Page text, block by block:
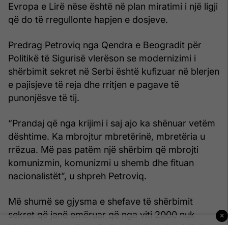
Evropa e Lirë nëse është në plan miratimi i një ligji
që do të rregullonte hapjen e dosjeve.
Predrag Petroviq nga Qendra e Beogradit për
Politikë të Sigurisë vlerëson se modernizimi i
shërbimit sekret në Serbi është kufizuar në blerjen
e pajisjeve të reja dhe rritjen e pagave të
punonjësve të tij.
“Prandaj që nga krijimi i saj ajo ka shënuar vetëm
dështime. Ka mbrojtur mbretërinë, mbretëria u
rrëzua. Më pas patëm një shërbim që mbrojti
komunizmin, komunizmi u shemb dhe fituan
nacionalistët”, u shpreh Petroviq.
Më shumë se gjysma e shefave të shërbimit
sekret që janë emëruar që nga viti 2000 nuk
×